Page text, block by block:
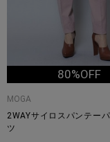
80%OFF
MOGA
2WAYサイロスパンテー
ツ